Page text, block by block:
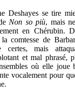
Deshayes se tire
Non so più, mais
en Chérubin.
comtesse de
certes, mais
et mal phrasé,
où elle joue
vocalement pour